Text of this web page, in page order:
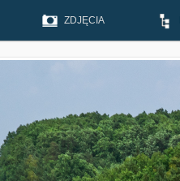
ZDJĘCIA